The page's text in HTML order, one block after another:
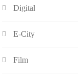
Digital
E-City
Film